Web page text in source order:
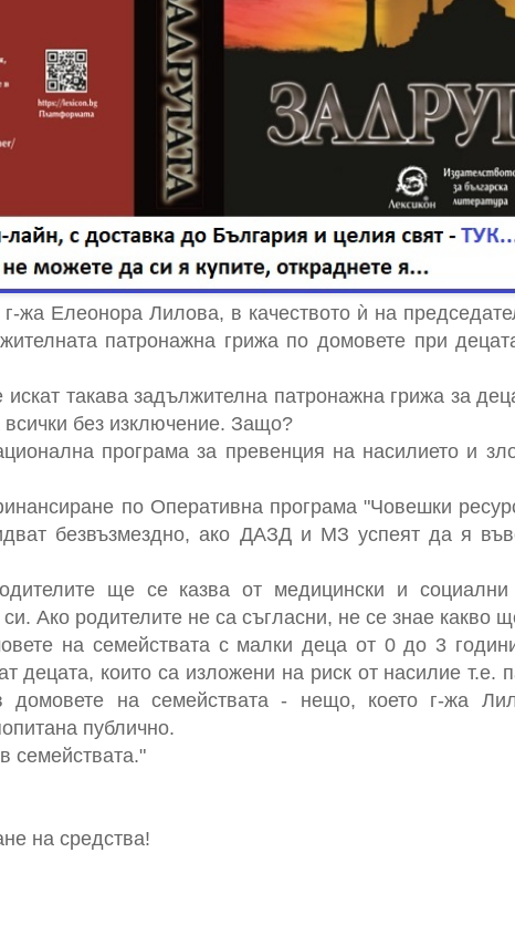
жа Елеонора Лилова, в качеството ѝ на
патронажна грижа по домовете при
такава задължителна патронажна грижа за
без изключение. Защо?
програма за превенция на насилието и
по Оперативна програма "Човешки
безвъзмездно, ако ДАЗД и МЗ успеят да я
ще се казва от медицински и
Ако родителите не са съгласни, не се знае какво
на семействата с малки деца от 0 до 3
децата, които са изложени на риск от насилие т.е.
на семействата - нещо, което г-жа
публично.
семействата."
на средства!